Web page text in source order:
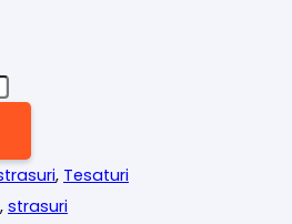
, Tesaturi
, strasuri